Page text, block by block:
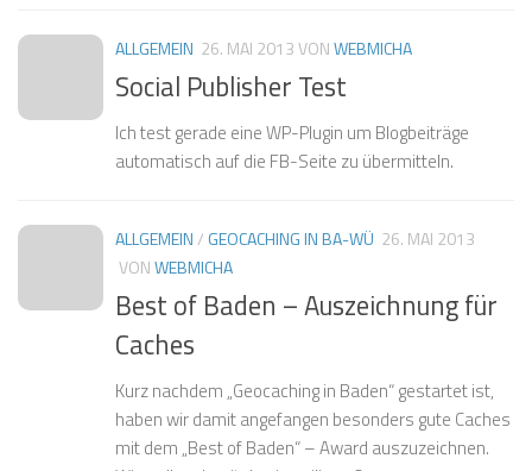
❅
❅
❅
❅
❅
❅
❅
❅
❅
ALLGEMEIN 26. MAI 2013VONWEBMICHA
Social Publisher Test
Ich test gerade eine WP-Plugin um Blogbeiträge
automatisch auf die FB-Seite zu übermitteln.
ALLGEMEIN/ GEOCACHING IN BA-WÜ 26. MAI 2013
VONWEBMICHA
Best of Baden – Auszeichnung für
Caches
Kurz nachdem „Geocaching in Baden“ gestartet ist,
haben wir damit angefangen besonders gute Caches
mit dem „Best of Baden“ – Award auszuzeichnen.